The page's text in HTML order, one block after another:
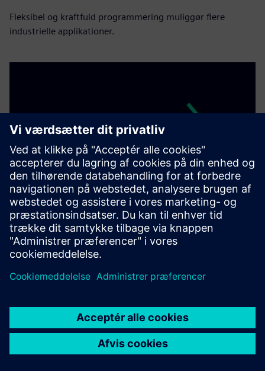
Fleksibel og kraftfuld programmering muliggør flere
industrielle applikationer.